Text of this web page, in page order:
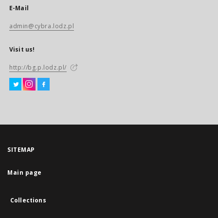
E-Mail
admin@cybra.lodz.pl
Visit us!
http://bg.p.lodz.pl/
SITEMAP
Main page
Collections